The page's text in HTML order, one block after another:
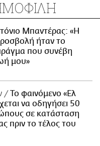
Μπαντέρας: «Η
ήταν το
που συνέβη
μου»
Το φαινόμενο «Ελ
να οδηγήσει 50
σε κατάσταση
πριν το τέλος του